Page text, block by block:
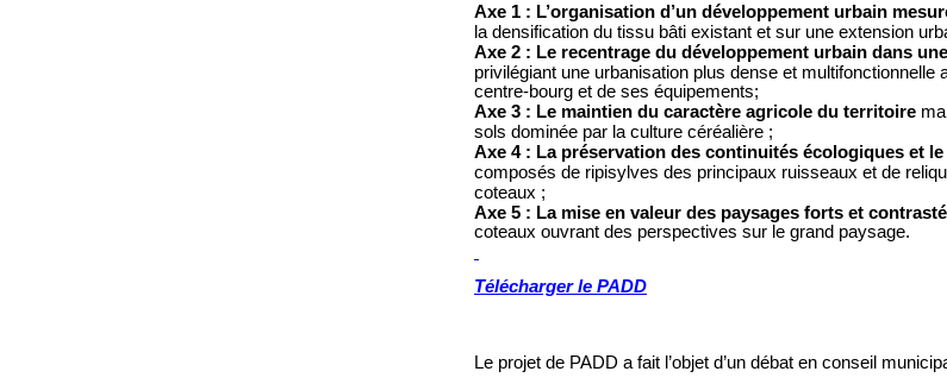
Axe 1 : L’organisation d’un développement urbain
la densification du tissu bâti existant et sur une extension
Axe 2 : Le recentrage du développement urbain dans
privilégiant une urbanisation plus dense et multifonctionnelle
centre-bourg et de ses équipements;
Axe 3 : Le maintien du caractère agricole du territoire
sols dominée par la culture céréalière ;
Axe 4 : La préservation des continuités écologiques et
composés de ripisylves des principaux ruisseaux et de
coteaux ;
Axe 5 : La mise en valeur des paysages forts et
coteaux ouvrant des perspectives sur le grand paysage.
Télécharger le PADD
Le projet de PADD a fait l’objet d’un débat en conseil